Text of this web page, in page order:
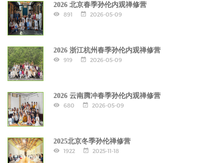
2026 北京春季孙伦内观禅修营
891 2026-05-09
2026 浙江杭州春季孙伦内观禅修营
919 2026-05-09
2026 云南腾冲春季孙伦内观禅修营
680 2026-05-09
2025北京冬季孙伦禅修营
1922 2025-11-18